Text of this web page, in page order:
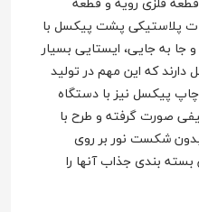
پلاستیکی پشت پیکسل با
به جایی، ایستایی بسیار
که این مهم در تولید
پیکسل نیز با دستگاه
صورت گرفته و طرح با
شکست نور بر روی
بندی جذاب آنها را